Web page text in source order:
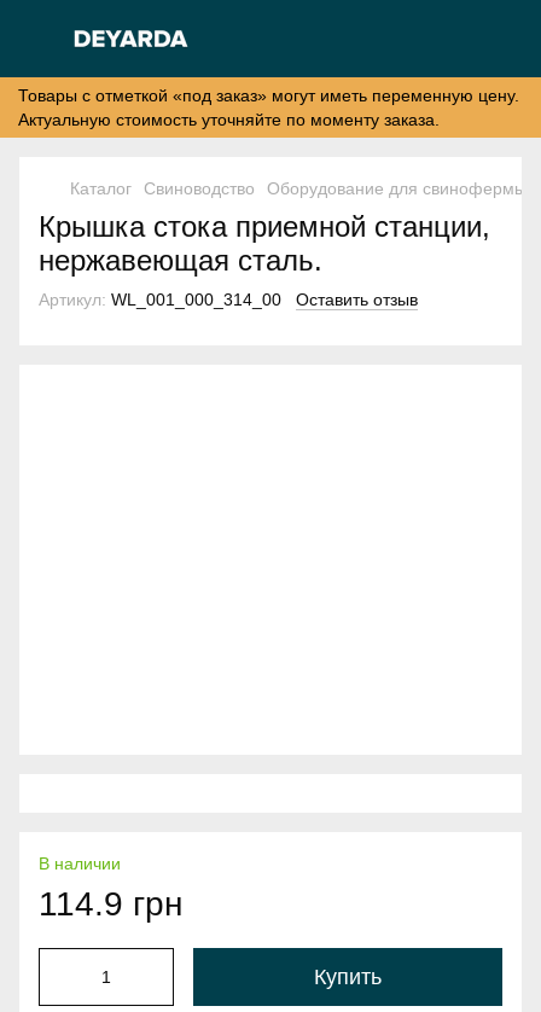
Товары с отметкой «под заказ» могут иметь переменную цену.
Актуальную стоимость уточняйте по моменту заказа.
Каталог Свиноводство Оборудование для свинофермы
Крышка стока приемной станции,
нержавеющая сталь.
Артикул: WL_001_000_314_00 Оставить отзыв
В наличии
114.9 грн
Купить